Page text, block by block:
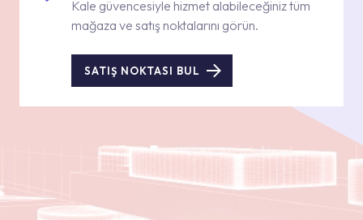
Kale güvencesiyle hizmet alabileceğiniz tüm
mağaza ve satış noktalarını görün.
SATIŞ NOKTASI BUL